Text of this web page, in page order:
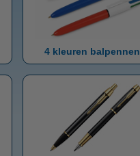
4 kleuren balpennen